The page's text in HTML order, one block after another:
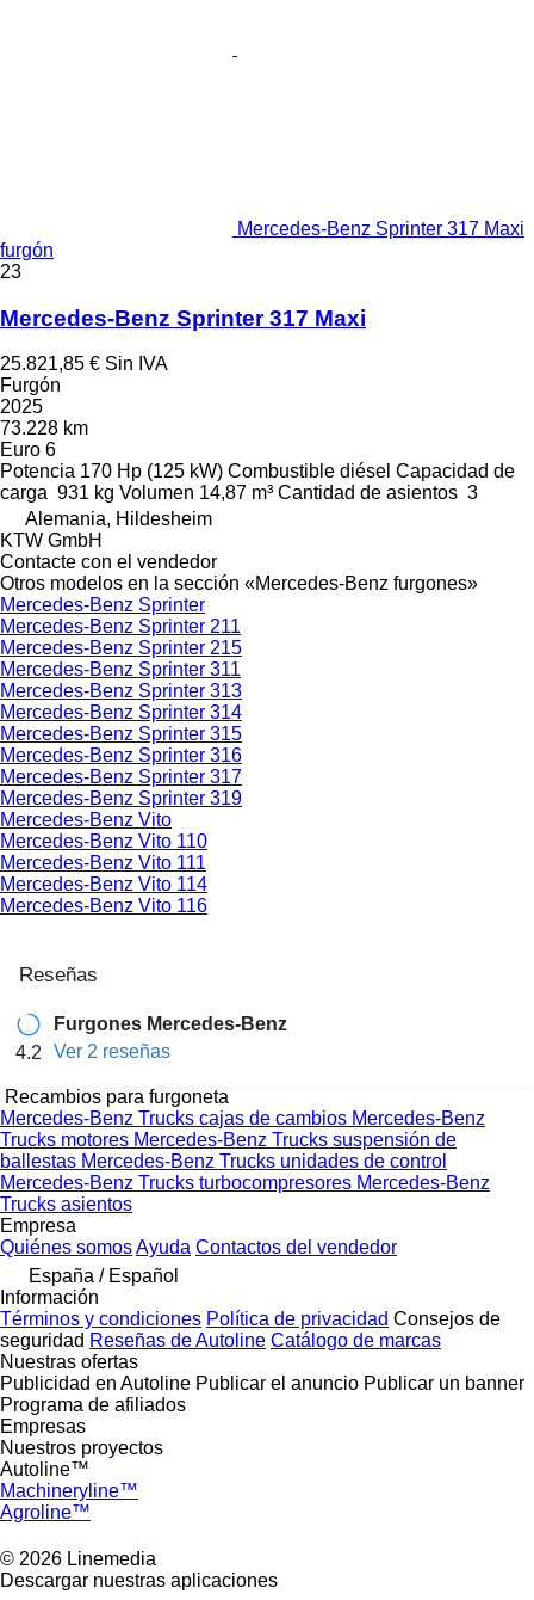
Mercedes-Benz Sprinter 317 Maxi
furgón
23
Mercedes-Benz Sprinter 317 Maxi
25.821,85 € Sin IVA
Furgón
2025
73.228 km
Euro 6
Potencia 170 Hp (125 kW) Combustible diésel Capacidad de
carga 931 kg Volumen 14,87 m³ Cantidad de asientos 3
Alemania, Hildesheim
KTW GmbH
Contacte con el vendedor
Otros modelos en la sección «Mercedes-Benz furgones»
Mercedes-Benz Sprinter
Mercedes-Benz Sprinter 211
Mercedes-Benz Sprinter 215
Mercedes-Benz Sprinter 311
Mercedes-Benz Sprinter 313
Mercedes-Benz Sprinter 314
Mercedes-Benz Sprinter 315
Mercedes-Benz Sprinter 316
Mercedes-Benz Sprinter 317
Mercedes-Benz Sprinter 319
Mercedes-Benz Vito
Mercedes-Benz Vito 110
Mercedes-Benz Vito 111
Mercedes-Benz Vito 114
Mercedes-Benz Vito 116
Reseñas
4.2
Furgones Mercedes-Benz
Ver 2 reseñas
Recambios para furgoneta
Mercedes-Benz Trucks cajas de cambios Mercedes-Benz
Trucks motores Mercedes-Benz Trucks suspensión de
ballestas Mercedes-Benz Trucks unidades de control
Mercedes-Benz Trucks turbocompresores Mercedes-Benz
Trucks asientos
Empresa
Quiénes somosAyuda Contactos del vendedor
España / Español
Información
Términos y condiciones Política de privacidad Consejos de
seguridad Reseñas de Autoline Catálogo de marcas
Nuestras ofertas
Publicidad en Autoline Publicar el anuncio Publicar un banner
Programa de afiliados
Empresas
Nuestros proyectos
Autoline™
Machineryline™
Agroline™
© 2026 Linemedia
Descargar nuestras aplicaciones